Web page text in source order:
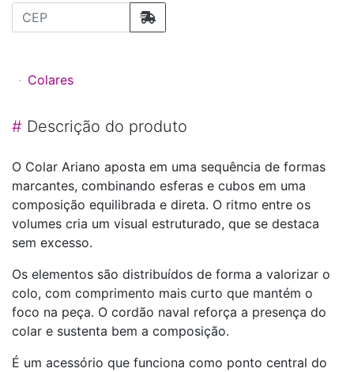
Colares
# Descrição do produto
O Colar Ariano aposta em uma sequência de formas
marcantes, combinando esferas e cubos em uma
composição equilibrada e direta. O ritmo entre os
volumes cria um visual estruturado, que se destaca
sem excesso.
Os elementos são distribuídos de forma a valorizar o
colo, com comprimento mais curto que mantém o
foco na peça. O cordão naval reforça a presença do
colar e sustenta bem a composição.
É um acessório que funciona como ponto central do